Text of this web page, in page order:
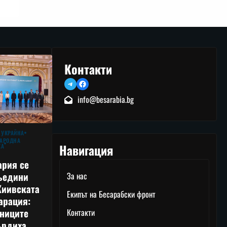
се
Контакти
TelegramFacebook
info@besarabia.bg
Навигация
За нас
Екипът на Бесарабски фронт
Контакти